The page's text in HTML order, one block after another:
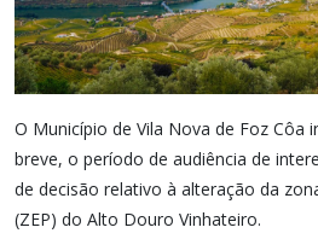
O Município de Vila Nova de Foz Côa
breve, o período de audiência de
de decisão relativo à alteração da
(ZEP) do Alto Douro Vinhateiro.